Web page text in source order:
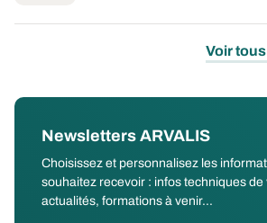
Voir
Newsletters ARVALIS
Choisissez et personnalisez les
souhaitez recevoir : infos techniques de
actualités, formations à venir...